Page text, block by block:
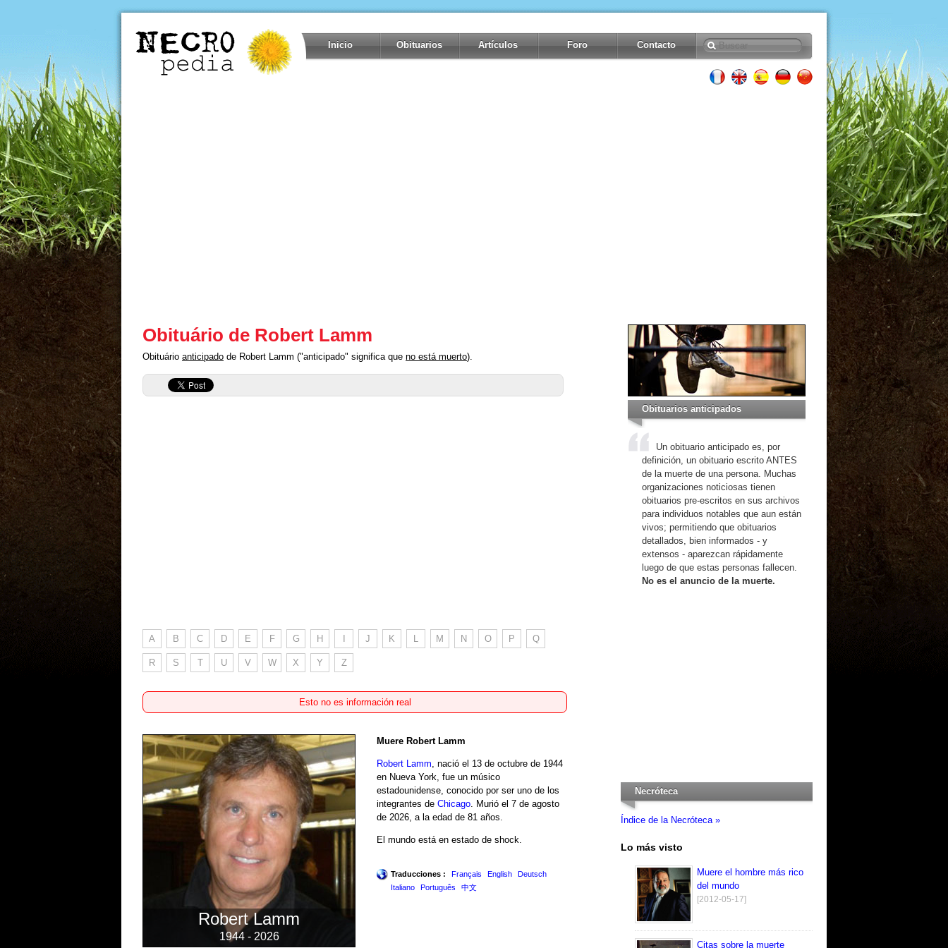
Inicio Obituarios Artículos Foro Contacto
Obituário de Robert Lamm
Obituário anticipado de Robert Lamm ("anticipado" significa que no está muerto).
A B C D E F G H J K L M N O P Q
R S T U V W X Y Z
Esto no es información real
Robert Lamm
1944 - 2026
Muere Robert Lamm
Robert Lamm , nació el 13 de octubre de 1944
en Nueva York, fue un músico
estadounidense, conocido por ser uno de los
integrantes de Chicago . Murió el 7 de agosto
de 2026, a la edad de 81 años.
El mundo está en estado de shock.
Traducciones : Français English
Deutsch
Italiano
Português 中文
Obituarios anticipados
Un obituario anticipado es, por
definición, un obituario escrito ANTES
de la muerte de una persona. Muchas
organizaciones noticiosas tienen
obituarios pre-escritos en sus archivos
para individuos notables que aun están
vivos; permitiendo que obituarios
detallados, bien informados - y
extensos - aparezcan rápidamente
luego de que estas personas fallecen.
No es el anuncio de la muerte.
Necróteca
Índice de la Necróteca »
Lo más visto
Muere el hombre más rico
del mundo
[2012-05-17]
Citas sobre la muerte